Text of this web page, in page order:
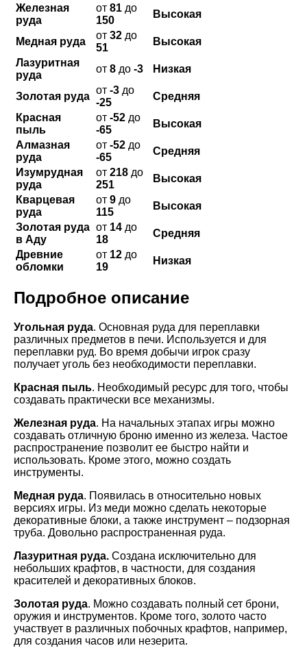
Железная
руда
от 81 до
150
Высокая
Медная руда
от 32 до
51
Высокая
Лазуритная
руда
от 8 до -3 Низкая
Золотая руда
от -3 до
-25
Средняя
Красная
пыль
от -52 до
-65
Высокая
Алмазная
руда
от -52 до
-65
Средняя
Изумрудная
руда
от 218 до
251
Высокая
Кварцевая
руда
от 9 до
115
Высокая
Золотая руда
в Аду
от 14 до
18
Средняя
Древние
обломки
от 12 до
19
Низкая
Подробное описание
Угольная руда. Основная руда для переплавки
различных предметов в печи. Используется и для
переплавки руд. Во время добычи игрок сразу
получает уголь без необходимости переплавки.
Красная пыль. Необходимый ресурс для того, чтобы
создавать практически все механизмы.
Железная руда. На начальных этапах игры можно
создавать отличную броню именно из железа. Частое
распространение позволит ее быстро найти и
использовать. Кроме этого, можно создать
инструменты.
Медная руда. Появилась в относительно новых
версиях игры. Из меди можно сделать некоторые
декоративные блоки, а также инструмент – подзорная
труба. Довольно распространенная руда.
Лазуритная руда. Создана исключительно для
небольших крафтов, в частности, для создания
красителей и декоративных блоков.
Золотая руда. Можно создавать полный сет брони,
оружия и инструментов. Кроме того, золото часто
участвует в различных побочных крафтов, например,
для создания часов или незерита.